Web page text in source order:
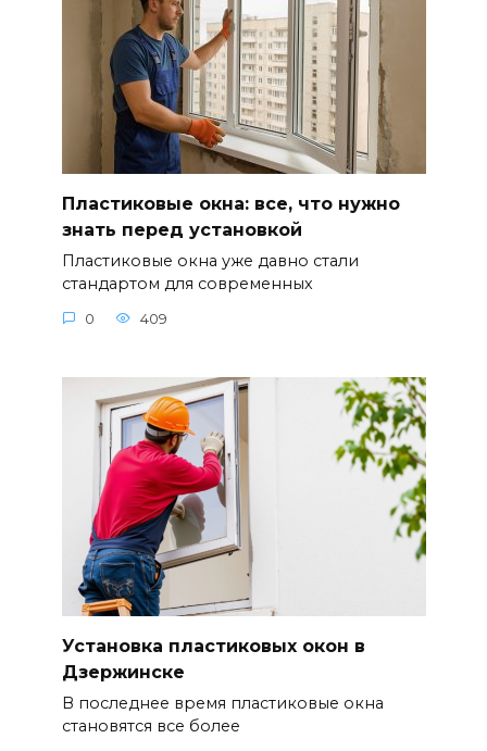
Пластиковые окна: все, что нужно
знать перед установкой
Пластиковые окна уже давно стали
стандартом для современных
0 409
Установка пластиковых окон в
Дзержинске
В последнее время пластиковые окна
становятся все более